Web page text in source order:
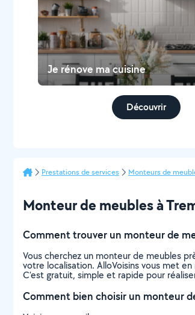
Je rénove ma cuisine
Découvrir
Prestations de services Monteurs de
Monteur de meubles à
Comment trouver un monteur de
Vous cherchez un monteur de meubles
votre localisation. AlloVoisins vous met
C’est gratuit, simple et rapide pour
Comment bien choisir un monteur